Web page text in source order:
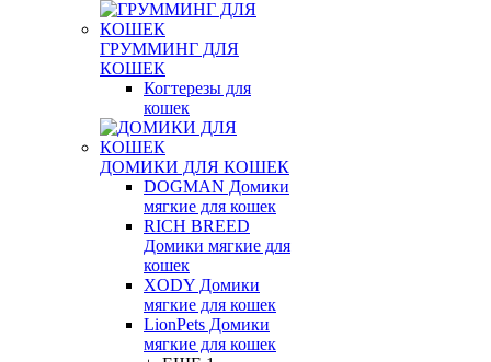
ГРУММИНГ ДЛЯ
КОШЕК
Когтерезы для
кошек
ДОМИКИ ДЛЯ КОШЕК
DOGMAN Домики
мягкие для кошек
RICH BREED
Домики мягкие для
кошек
XODY Домики
мягкие для кошек
LionPets Домики
мягкие для кошек